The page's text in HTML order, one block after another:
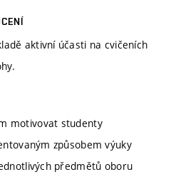
aktivní účasti na cvičeních
motivovat studenty
způsobem výuky
předmětů oboru